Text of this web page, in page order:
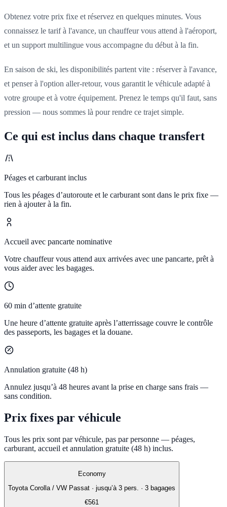
Obtenez votre prix fixe et réservez en quelques minutes. Vous
connaissez le tarif à l'avance, un chauffeur vous attend à l'aéroport,
et un support multilingue vous accompagne du début à la fin.
En saison de ski, les disponibilités partent vite : réserver à l'avance,
et penser à l'option aller-retour, vous garantit le véhicule adapté à
votre groupe et à votre équipement. Prenez le temps qu'il faut, sans
pression — nous sommes là pour rendre ce trajet simple.
Ce qui est inclus dans chaque transfert
Péages et carburant inclus
Tous les péages d’autoroute et le carburant sont dans le prix fixe —
rien à ajouter à la fin.
Accueil avec pancarte nominative
Votre chauffeur vous attend aux arrivées avec une pancarte, prêt à
vous aider avec les bagages.
60 min d’attente gratuite
Une heure d’attente gratuite après l’atterrissage couvre le contrôle
des passeports, les bagages et la douane.
Annulation gratuite (48 h)
Annulez jusqu’à 48 heures avant la prise en charge sans frais —
sans condition.
Prix fixes par véhicule
Tous les prix sont par véhicule, pas par personne — péages,
carburant, accueil et annulation gratuite (48 h) inclus.
Economy
Toyota Corolla / VW Passat · jusqu’à 3 pers. · 3 bagages
€561